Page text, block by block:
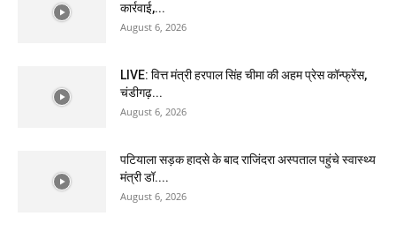
कार्रवाई,...
August 6, 2026
LIVE: वित्त मंत्री हरपाल सिंह चीमा की अहम प्रेस कॉन्फ्रेंस,
चंडीगढ़...
August 6, 2026
पटियाला सड़क हादसे के बाद राजिंदरा अस्पताल पहुंचे स्वास्थ्य
मंत्री डॉ....
August 6, 2026